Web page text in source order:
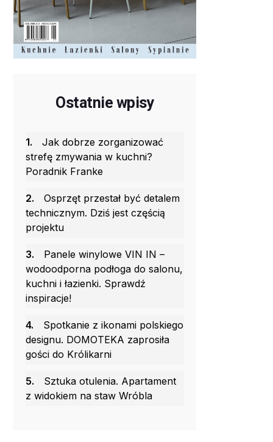
Ostatnie wpisy
1.
Jak dobrze zorganizować
strefę zmywania w kuchni?
Poradnik Franke
2.
Osprzęt przestał być detalem
technicznym. Dziś jest częścią
projektu
3.
Panele winylowe VIN IN –
wodoodporna podłoga do salonu,
kuchni i łazienki. Sprawdź
inspiracje!
4.
Spotkanie z ikonami polskiego
designu. DOMOTEKA zaprosiła
gości do Królikarni
5.
Sztuka otulenia. Apartament
z widokiem na staw Wróbla